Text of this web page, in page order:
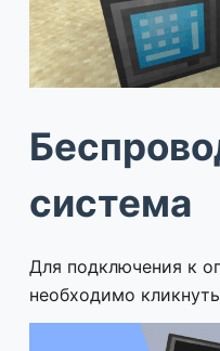
система
Для подключения к
необходимо